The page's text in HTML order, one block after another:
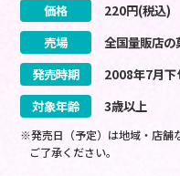
価格 220円(税込)
売場
全国量販店の
発売時期
2008年7月下
対象年齢
3歳以上
※発売日（予定）は地域・店舗
ご了承ください。